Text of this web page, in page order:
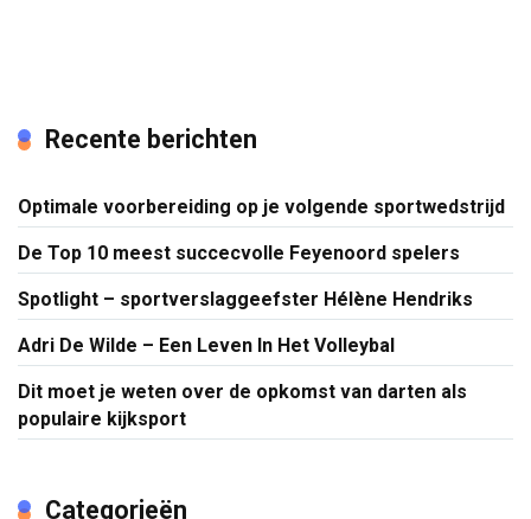
Spotlight – sportverslaggeefster Hélène Hendriks
Dit moet je weten over de opkomst van darten als
populaire kijksport
Categorieën
Algemeen
Apps